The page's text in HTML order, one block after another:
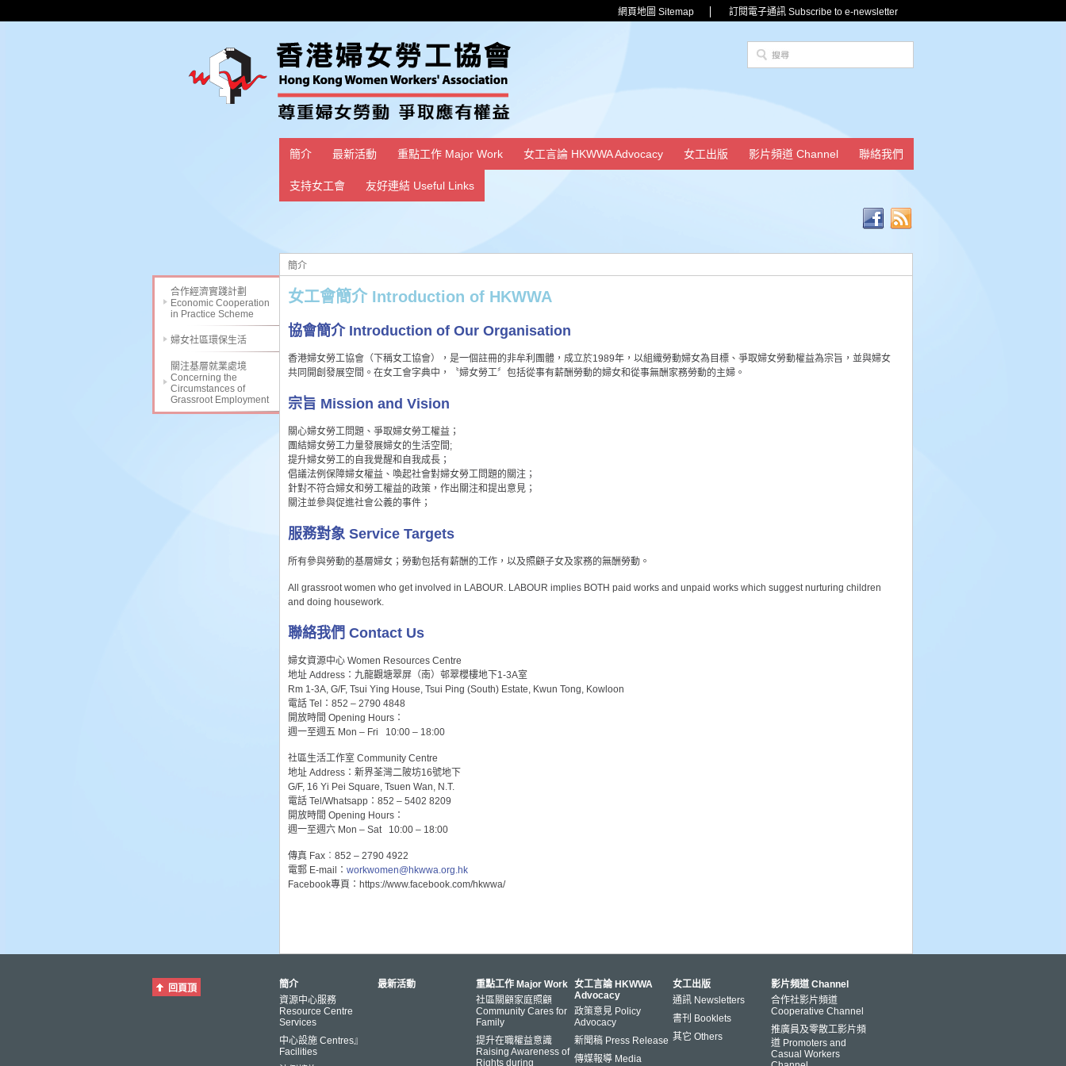
網頁地圖 Sitemap 訂閱電子通訊 Subscribe to e-newsletter
簡介 最新活動 重點工作 Major Work 女工言論 HKWWA Advocacy 女工出版 影片頻道 Channel 聯絡我們
支持女工會 友好連結 Useful Links
合作經濟實踐計劃
Economic Cooperation
in Practice Scheme
婦女社區環保生活
關注基層就業處境
Concerning the
Circumstances of
Grassroot Employment
簡介
女工會簡介 Introduction of HKWWA
協會簡介 Introduction of Our Organisation
香港婦女勞工協會（下稱女工協會），是一個註冊的非牟利團體，成立於1989年，以組織勞動婦女為目標、爭取婦女勞動權益為宗旨，並與婦女
共同開創發展空間。在女工會字典中，〝婦女勞工〞包括從事有薪酬勞動的婦女和從事無酬家務勞動的主婦。
宗旨 Mission and Vision
關心婦女勞工問題、爭取婦女勞工權益；
團結婦女勞工力量發展婦女的生活空間;
提升婦女勞工的自我覺醒和自我成長；
倡議法例保障婦女權益、喚起社會對婦女勞工問題的關注；
針對不符合婦女和勞工權益的政策，作出關注和提出意見；
關注並參與促進社會公義的事件；
服務對象 Service Targets
所有參與勞動的基層婦女；勞動包括有薪酬的工作，以及照顧子女及家務的無酬勞動。
All grassroot women who get involved in LABOUR. LABOUR implies BOTH paid works and unpaid works which suggest nurturing children
and doing housework.
聯絡我們 Contact Us
婦女資源中心 Women Resources Centre
地址 Address：九龍觀塘翠屏（南）邨翠櫻樓地下1-3A室
Rm 1-3A, G/F, Tsui Ying House, Tsui Ping (South) Estate, Kwun Tong, Kowloon
電話 Tel：852 – 2790 4848
開放時間 Opening Hours：
週一至週五 Mon – Fri 10:00 – 18:00
社區生活工作室 Community Centre
地址 Address：新界荃灣二陂坊16號地下
G/F, 16 Yi Pei Square, Tsuen Wan, N.T.
電話 Tel/Whatsapp：852 – 5402 8209
開放時間 Opening Hours：
週一至週六 Mon – Sat 10:00 – 18:00
傳真 Fax︰852 – 2790 4922
電郵 E-mail： workwomen@hkwwa.org.hk
Facebook專頁：https://www.facebook.com/hkwwa/
回頁頂
簡介
資源中心服務
Resource Centre
Services
中心設施 Centres』
Facilities
最新活動
重點工作 Major Work
社區關顧家庭照顧
Community Cares for
Family
提升在職權益意識
Raising Awareness of
Rights during
女工言論 HKWWA
Advocacy
政策意見 Policy
Advocacy
新聞稿 Press Release
傳媒報導 Media
女工出版
通訊 Newsletters
書刊 Booklets
其它 Others
影片頻道 Channel
合作社影片頻道
Cooperative Channel
推廣員及零散工影片頻
道 Promoters and
Casual Workers